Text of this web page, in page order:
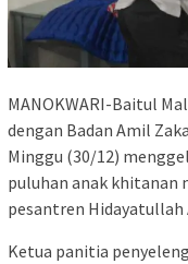
MANOKWARI-Baitul
dengan Badan Amil
Minggu (30/12)
puluhan anak khitanan
pesantren Hidayatullah
Ketua panitia